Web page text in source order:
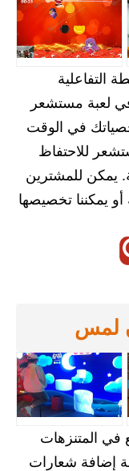
التفاعلية
لعبة مستشعر
في الوقت
للاحتفاظ
يمكن للمشترين
يمكننا تخصيصها
لمس
المتنزهات
إضافة شعارات